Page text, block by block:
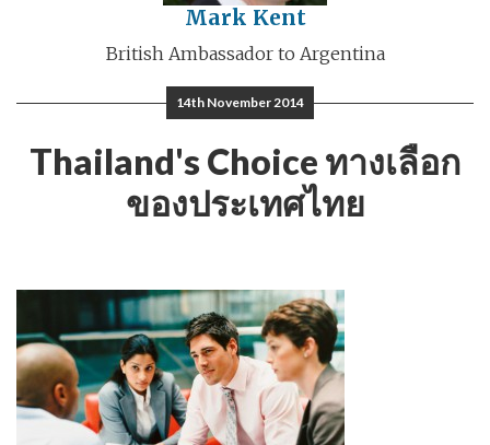
Mark Kent
British Ambassador to Argentina
14th November 2014
Thailand's Choice ทางเลือก
ของประเทศไทย